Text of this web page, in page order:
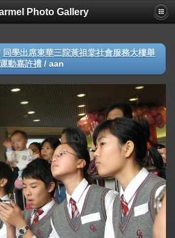
Photo Gallery
同學出席東華三院黃祖棠社會服務大樓舉
動嘉許禮 / aan